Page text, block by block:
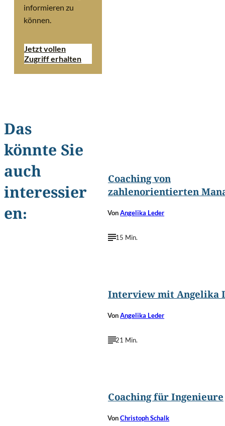
informieren zu
können.
Jetzt vollen
Zugriff erhalten
Das
könnte Sie
auch
interessier
en:
Coaching von
zahlenorientierten
VonAngelika Leder
15 Min.
Interview mit Angelika
VonAngelika Leder
21 Min.
Coaching für Ingenieure
VonChristoph Schalk